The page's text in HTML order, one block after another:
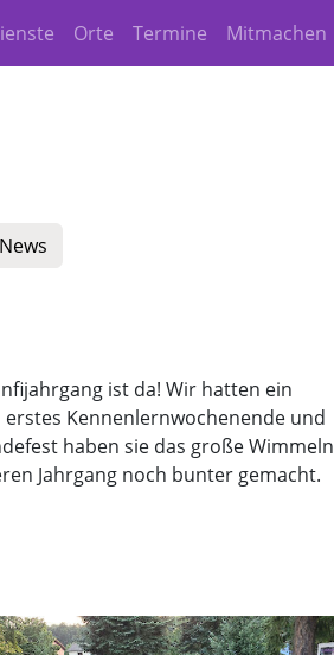
Orte Termine Mitmachen
ist da! Wir hatten ein
Kennenlernwochenende und
haben sie das große Wimmeln
Jahrgang noch bunter gemacht.